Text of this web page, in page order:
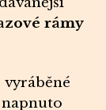
rámy
napnuto